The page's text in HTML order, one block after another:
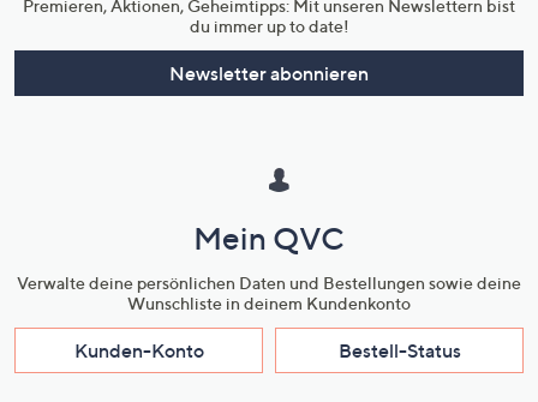
Premieren, Aktionen, Geheimtipps: Mit unseren Newslettern bist
du immer up to date!
Newsletter abonnieren
Mein QVC
Verwalte deine persönlichen Daten und Bestellungen sowie deine
Wunschliste in deinem Kundenkonto
Kunden-Konto Bestell-Status